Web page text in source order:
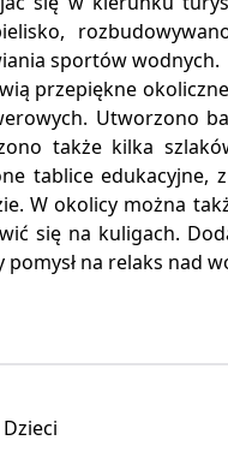
sportów wodnych.
przepiękne
Utworzono
także kilka
tablice edukacyjne,
W okolicy można
się na kuligach.
na relaks nad